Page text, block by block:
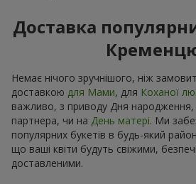
Доставка
Немає нічого зручнішого, ніж
доставкою для Мами, для Коханої
важливо, з приводу Дня народження,
партнера, чи на День матері. Ми
популярних букетів в будь-який
що ваші квіти будуть свіжими,
доставленими.